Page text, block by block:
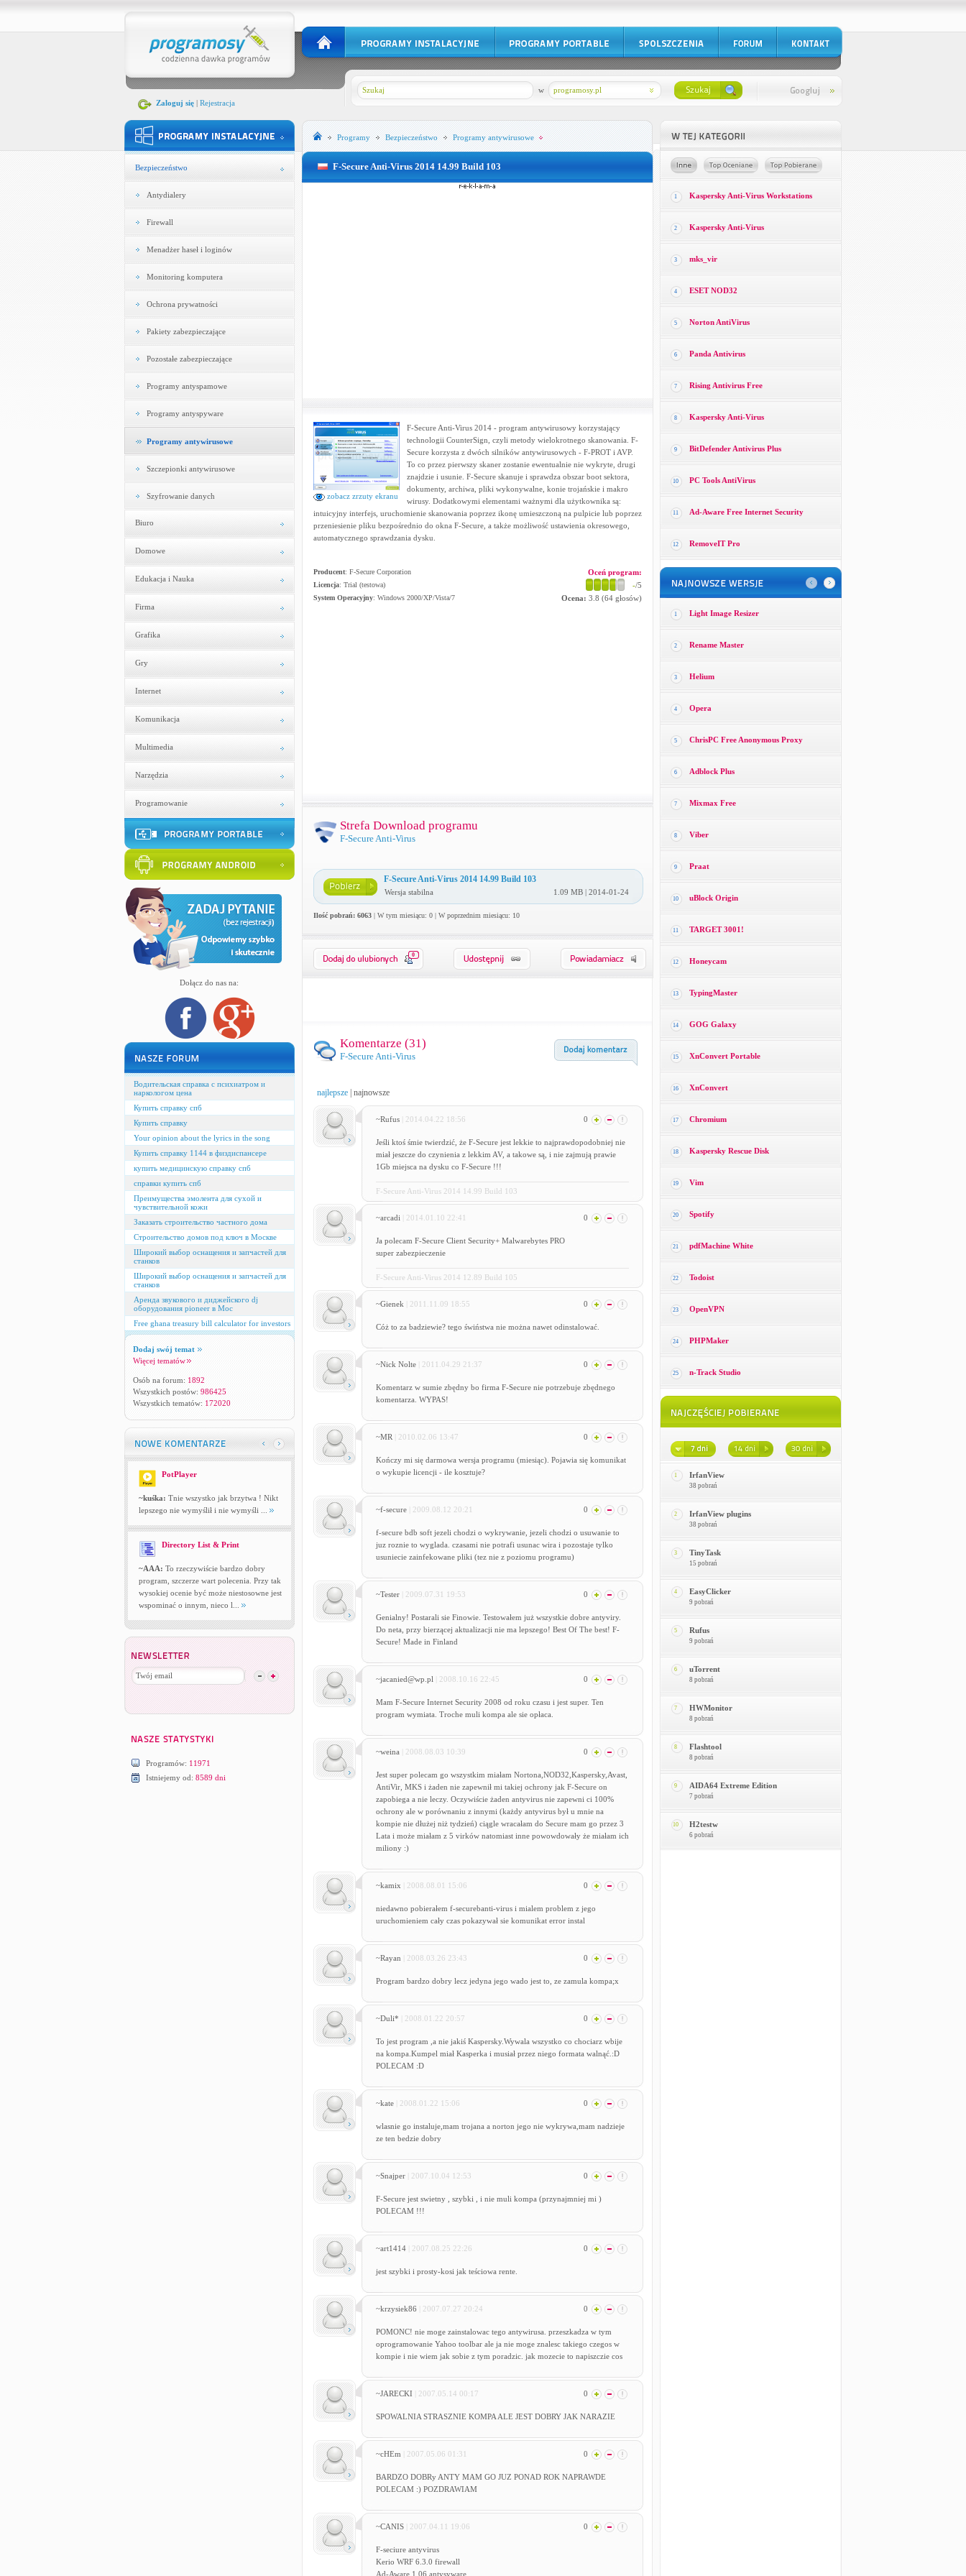
Zaloguj się| Rejestracja
programosy.pl
w
Bezpieczeństwo
Antydialery
Firewall
Menadżer haseł i loginów
Monitoring komputera
Ochrona prywatności
Pakiety zabezpieczające
Pozostałe zabezpieczające
Programy antyspamowe
Programy antyspyware
Programy antywirusowe
Szczepionki antywirusowe
Szyfrowanie danych
Biuro
Domowe
Edukacja i Nauka
Firma
Grafika
Gry
Internet
Komunikacja
Multimedia
Narzędzia
Programowanie
Dołącz do nas na:
Водительская справка с психиатром и
наркологом цена
Купить справку спб
Купить справку
Your opinion about the lyrics in the song
Купить справку 1144 в физдиспансере
купить медицинскую справку спб
справки купить спб
Преимущества эмолента для сухой и
чувствительной кожи
Заказать строительство частного дома
Строительство домов под ключ в Москве
Широкий выбор оснащения и запчастей для
станков
Широкий выбор оснащения и запчастей для
станков
Аренда звукового и диджейского dj
оборудования pioneer в Мос
Free ghana treasury bill calculator for investors
Dodaj swój temat
Więcej tematów
Osób na forum: 1892
Wszystkich postów: 986425
Wszystkich tematów: 172020
PotPlayer
~kuśka: Tnie wszystko jak brzytwa ! Nikt
lepszego nie wymyślił i nie wymyśli ...
Directory List & Print
~AAA: To rzeczywiście bardzo dobry
program, szczerze wart polecenia. Przy tak
wysokiej ocenie być może niestosowne jest
wspominać o innym, nieco l...
Programów: 11971
Istniejemy od: 8589 dni
Programy Bezpieczeństwo Programy antywirusowe
F-Secure Anti-Virus 2014 14.99 Build 103
zobacz zrzuty ekranu
F-Secure Anti-Virus 2014 - program antywirusowy korzystający
technologii CounterSign, czyli metody wielokrotnego skanowania. F-
Secure korzysta z dwóch silników antywirusowych - F-PROT i AVP.
To co przez pierwszy skaner zostanie ewentualnie nie wykryte, drugi
znajdzie i usunie. F-Secure skanuje i sprawdza obszar boot sektora,
dokumenty, archiwa, pliki wykonywalne, konie trojańskie i makro
wirusy. Dodatkowymi elementami ważnymi dla użytkownika są:
intuicyjny interfejs, uruchomienie skanowania poprzez ikonę umieszczoną na pulpicie lub poprzez
przeniesienie pliku bezpośrednio do okna F-Secure, a także możliwość ustawienia okresowego,
automatycznego sprawdzania dysku.
Producent: F-Secure Corporation
Licencja: Trial (testowa)
System Operacyjny: Windows 2000/XP/Vista/7
Oceń program:
-/5
Ocena: 3.8 (64głosów)
Strefa Download programu
F-Secure Anti-Virus
F-Secure Anti-Virus 2014 14.99 Build 103
Wersja stabilna 1.09 MB | 2014-01-24
Ilość pobrań: 6063| W tym miesiącu: 0 | W poprzednim miesiącu: 10
0
Komentarze (31)
F-Secure Anti-Virus
najlepsze| najnowsze
~Rufus | 2014.04.22 18:56 0
Jeśli ktoś śmie twierdzić, że F-Secure jest lekkie to najprawdopodobniej nie
miał jeszcze do czynienia z lekkim AV, a takowe są, i nie zajmują prawie
1Gb miejsca na dysku co F-Secure !!!
F-Secure Anti-Virus 2014 14.99 Build 103
~arcadi | 2014.01.10 22:41 0
Ja polecam F-Secure Client Security+ Malwarebytes PRO
super zabezpieczenie
F-Secure Anti-Virus 2014 12.89 Build 105
~Gienek | 2011.11.09 18:55 0
Cóż to za badziewie? tego świństwa nie można nawet odinstalować.
~Nick Nolte | 2011.04.29 21:37 0
Komentarz w sumie zbędny bo firma F-Secure nie potrzebuje zbędnego
komentarza. WYPAS!
~MR | 2010.02.06 13:47 0
Kończy mi się darmowa wersja programu (miesiąc). Pojawia się komunikat
o wykupie licencji - ile kosztuje?
~f-secure | 2009.08.12 20:21 0
f-secure bdb soft jezeli chodzi o wykrywanie, jezeli chodzi o usuwanie to
juz roznie to wyglada. czasami nie potrafi usunac wira i pozostaje tylko
usuniecie zainfekowane pliki (tez nie z poziomu programu)
~Tester | 2009.07.31 19:53 0
Genialny! Postarali sie Finowie. Testowałem już wszystkie dobre antyviry.
Do neta, przy bierzącej aktualizacji nie ma lepszego! Best Of The best! F-
Secure! Made in Finland
~jacanied@wp.pl | 2008.10.16 22:45 0
Mam F-Secure Internet Security 2008 od roku czasu i jest super. Ten
program wymiata. Troche muli kompa ale sie opłaca.
~weina | 2008.08.03 10:39 0
Jest super polecam go wszystkim miałam Nortona,NOD32,Kaspersky,Avast,
AntiVir, MKS i żaden nie zapewnił mi takiej ochrony jak F-Secure on
zapobiega a nie leczy. Oczywiście żaden antyvirus nie zapewni ci 100%
ochrony ale w porównaniu z innymi (każdy antyvirus był u mnie na
kompie nie dłużej niż tydzień) ciągle wracałam do Secure mam go przez 3
Lata i może miałam z 5 virków natomiast inne powowdowały że miałam ich
miliony :)
~kamix | 2008.08.01 15:06 0
niedawno pobierałem f-securebanti-virus i mialem problem z jego
uruchomieniem cały czas pokazywał sie komunikat error instal
~Rayan | 2008.03.26 23:43 0
Program bardzo dobry lecz jedyna jego wado jest to, ze zamula kompa;x
~Duli* | 2008.01.22 20:57 0
To jest program ,a nie jakiś Kaspersky.Wywala wszystko co chociarz wbije
na kompa.Kumpel miał Kasperka i musiał przez niego formata walnąć.:D
POLECAM :D
~kate | 2008.01.22 15:06 0
wlasnie go instaluje,mam trojana a norton jego nie wykrywa,mam nadzieje
ze ten bedzie dobry
~Snajper | 2007.10.04 12:53 0
F-Secure jest swietny , szybki , i nie muli kompa (przynajmniej mi )
POLECAM !!!
~art1414 | 2007.08.25 22:26 0
jest szybki i prosty-kosi jak teściowa rente.
~krzysiek86 | 2007.07.27 20:24 0
POMONC! nie moge zainstalowac tego antywirusa. przeszkadza w tym
oprogramowanie Yahoo toolbar ale ja nie moge znalesc takiego czegos w
kompie i nie wiem jak sobie z tym poradzic. jak mozecie to napiszczie cos
~JARECKI | 2007.05.14 00:17 0
SPOWALNIA STRASZNIE KOMPA ALE JEST DOBRY JAK NARAZIE
~cHEm | 2007.05.06 01:31 0
BARDZO DOBRy ANTY MAM GO JUZ PONAD ROK NAPRAWDE
POLECAM :) POZDRAWIAM
~CANIS | 2007.04.11 19:06 0
F-seciure antyvirus
Kerio WRF 6.3.0 firewall
Ad-Aware 1.06 antysyware
1 Kaspersky Anti-Virus Workstations
2 Kaspersky Anti-Virus
3 mks_vir
4 ESET NOD32
5 Norton AntiVirus
6 Panda Antivirus
7 Rising Antivirus Free
8 Kaspersky Anti-Virus
9 BitDefender Antivirus Plus
10 PC Tools AntiVirus
11 Ad-Aware Free Internet Security
12 RemoveIT Pro
1 Light Image Resizer
2 Rename Master
3 Helium
4 Opera
5 ChrisPC Free Anonymous Proxy
6 Adblock Plus
7 Mixmax Free
8 Viber
9 Praat
10 uBlock Origin
11 TARGET 3001!
12 Honeycam
13 TypingMaster
14 GOG Galaxy
15 XnConvert Portable
16 XnConvert
17 Chromium
18 Kaspersky Rescue Disk
19 Vim
20 Spotify
21 pdfMachine White
22 Todoist
23 OpenVPN
24 PHPMaker
25 n-Track Studio
1 IrfanView
38 pobrań
2 IrfanView plugins
38 pobrań
3 TinyTask
15 pobrań
4 EasyClicker
9 pobrań
5 Rufus
9 pobrań
6 uTorrent
8 pobrań
7 HWMonitor
8 pobrań
8 Flashtool
8 pobrań
9 AIDA64 Extreme Edition
7 pobrań
10 H2testw
6 pobrań